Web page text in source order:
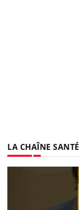
LA CHAÎNE SANTÉ